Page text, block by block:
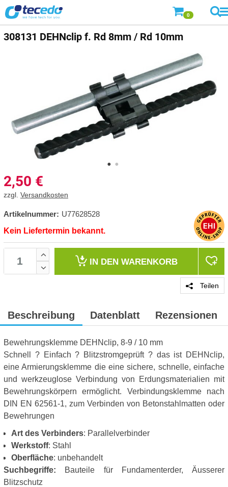
0
308131 DEHNclip f. Rd 8mm / Rd 10mm
2,50 €
zzgl. Versandkosten
Artikelnummer: U77628528
Kein Liefertermin bekannt.
IN DEN WARENKORB
Teilen
Beschreibung Datenblatt Rezensionen
Bewehrungsklemme DEHNclip, 8-9 / 10 mm
Schnell ? Einfach ? Blitzstromgeprüft ? das ist DEHNclip,
eine Armierungsklemme die eine sichere, schnelle, einfache
und werkzeuglose Verbindung von Erdungsmaterialien mit
Bewehrungskörpern ermöglicht. Verbindungsklemme nach
DIN EN 62561-1, zum Verbinden von Betonstahlmatten oder
Bewehrungen
Art des Verbinders: Parallelverbinder
Werkstoff: Stahl
Oberfläche: unbehandelt
Suchbegriffe: Bauteile für Fundamenterder, Äusserer
Blitzschutz